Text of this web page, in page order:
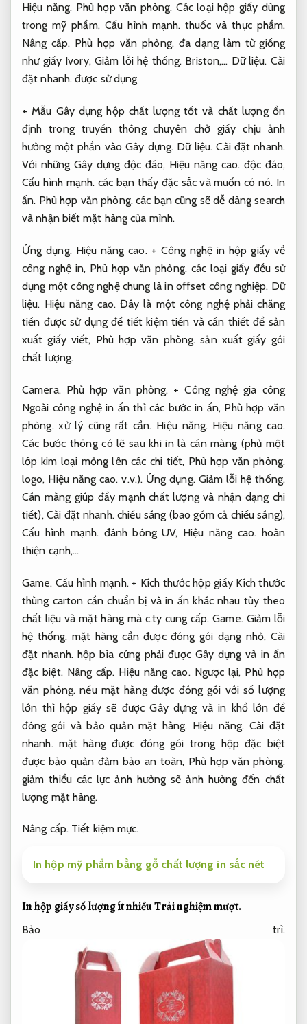
Hiệu năng. Phù hợp văn phòng. Các loại hộp giấy dùng
trong mỹ phẩm, Cấu hình mạnh. thuốc và thực phẩm.
Nâng cấp. Phù hợp văn phòng.đa dạng làm từ giống
như giấy Ivory, Giảm lỗi hệ thống. Briston,… Dữ liệu. Cài
đặt nhanh. được sử dụng
+ Mẫu Gây dựng hộp chất lượng tốt và chất lượng ổn
định trong truyền thông chuyên chở giấy chịu ảnh
hưởng một phần vào Gây dựng. Dữ liệu. Cài đặt nhanh.
Với những Gây dựng độc đáo, Hiệu năng cao. độc đáo,
Cấu hình mạnh. các bạn thấy đặc sắc và muốn có nó. In
ấn. Phù hợp văn phòng.các bạn cũng sẽ dễ dàng search
và nhận biết mặt hàng của mình.
Ứng dụng. Hiệu năng cao.+ Công nghệ in hộp giấy về
công nghệ in, Phù hợp văn phòng.các loại giấy đều sử
dụng một công nghệ chung là in offset công nghiệp. Dữ
liệu. Hiệu năng cao.Đây là một công nghệ phải chăng
tiền được sử dụng để tiết kiệm tiền và cần thiết để sản
xuất giấy viết, Phù hợp văn phòng. sản xuất giấy gói
chất lượng.
Camera. Phù hợp văn phòng. + Công nghệ gia công
Ngoài công nghệ in ấn thì các bước in ấn, Phù hợp văn
phòng. xử lý cũng rất cần. Hiệu năng. Hiệu năng cao.
Các bước thông có lẽ sau khi in là cán màng (phủ một
lớp kim loại mỏng lên các chi tiết, Phù hợp văn phòng.
logo, Hiệu năng cao. v.v.). Ứng dụng. Giảm lỗi hệ thống.
Cán màng giúp đẩy mạnh chất lượng và nhận dạng chi
tiết), Cài đặt nhanh. chiếu sáng (bao gồm cả chiếu sáng),
Cấu hình mạnh. đánh bóng UV, Hiệu năng cao. hoàn
thiện cạnh,…
Game. Cấu hình mạnh. + Kích thước hộp giấy Kích thước
thùng carton cần chuẩn bị và in ấn khác nhau tùy theo
chất liệu và mặt hàng mà c.ty cung cấp.Game. Giảm lỗi
hệ thống. mặt hàng cần được đóng gói dạng nhỏ, Cài
đặt nhanh. hộp bìa cứng phải được Gây dựng và in ấn
đặc biệt. Nâng cấp. Hiệu năng cao. Ngược lại, Phù hợp
văn phòng. nếu mặt hàng được đóng gói với số lượng
lớn thì hộp giấy sẽ được Gây dựng và in khổ lớn để
đóng gói và bảo quản mặt hàng. Hiệu năng. Cài đặt
nhanh. mặt hàng được đóng gói trong hộp đặc biệt
được bảo quản đảm bảo an toàn, Phù hợp văn phòng.
giảm thiểu các lực ảnh hưởng sẽ ảnh hưởng đến chất
lượng mặt hàng.
Nâng cấp. Tiết kiệm mực.
In hộp mỹ phẩm bằng gỗ chất lượng in sắc nét
In hộp giấy số lượng ít nhiềuTrải nghiệm mượt.
Bảo trì.